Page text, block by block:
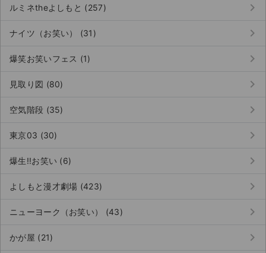
ルミネtheよしもと (257) keyboard_arrow_right
ナイツ（お笑い） (31) keyboard_arrow_right
爆笑お笑いフェス (1) keyboard_arrow_right
見取り図 (80) keyboard_arrow_right
空気階段 (35) keyboard_arrow_right
東京03 (30) keyboard_arrow_right
爆生!!お笑い (6) keyboard_arrow_right
よしもと漫才劇場 (423) keyboard_arrow_right
ニューヨーク（お笑い） (43) keyboard_arrow_right
かが屋 (21) keyboard_arrow_right